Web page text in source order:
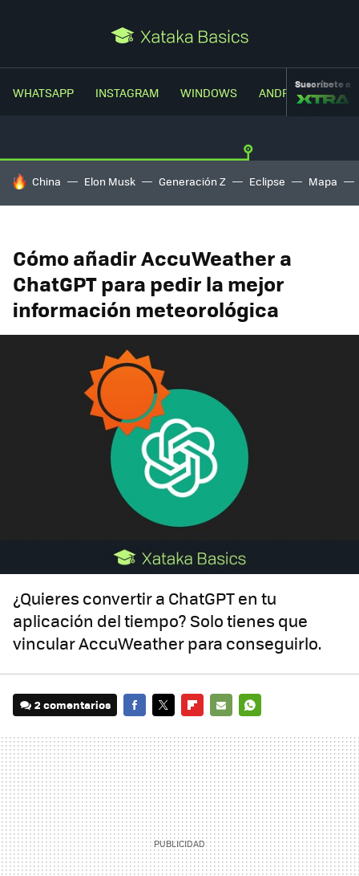
WHATSAPP INSTAGRAM WINDOWS ANDROIDSuscríbete a
HOY SE HABLA DE
China Elon Musk Generación Z Eclipse Mapa
Cómo añadir AccuWeather a
ChatGPT para pedir la mejor
información meteorológica
¿Quieres convertir a ChatGPT en tu
aplicación del tiempo? Solo tienes que
vincular AccuWeather para conseguirlo.
2 comentarios
MAIL